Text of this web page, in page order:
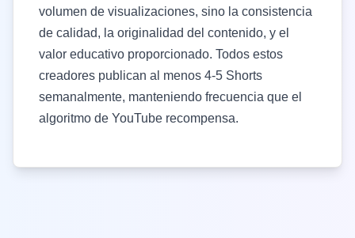
volumen de visualizaciones, sino la consistencia
de calidad, la originalidad del contenido, y el
valor educativo proporcionado. Todos estos
creadores publican al menos 4-5 Shorts
semanalmente, manteniendo frecuencia que el
algoritmo de YouTube recompensa.